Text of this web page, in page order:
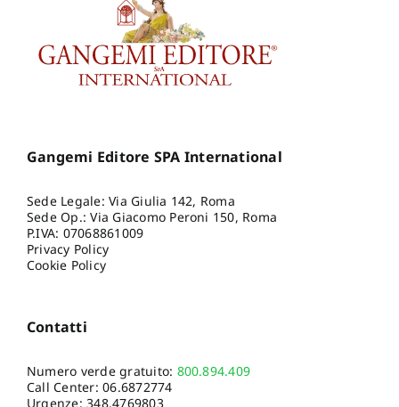
Gangemi Editore SPA International
Sede Legale: Via Giulia 142, Roma
Sede Op.: Via Giacomo Peroni 150, Roma
P.IVA: 07068861009
Privacy Policy
Cookie Policy
Contatti
Numero verde gratuito: 800.894.409
Call Center:06.6872774
Urgenze:348.4769803